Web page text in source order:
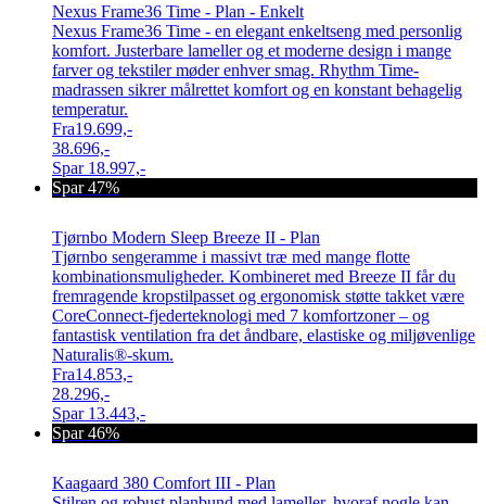
Nexus Frame36 Time - Plan - Enkelt
Nexus Frame36 Time - en elegant enkeltseng med personlig
komfort. Justerbare lameller og et moderne design i mange
farver og tekstiler møder enhver smag. Rhythm Time-
madrassen sikrer målrettet komfort og en konstant behagelig
temperatur.
Fra19.699,-
38.696,-
Spar 18.997,-
Spar 47%
Tjørnbo Modern Sleep Breeze II - Plan
Tjørnbo sengeramme i massivt træ med mange flotte
kombinationsmuligheder. Kombineret med Breeze II får du
fremragende kropstilpasset og ergonomisk støtte takket være
CoreConnect-fjederteknologi med 7 komfortzoner – og
fantastisk ventilation fra det åndbare, elastiske og miljøvenlige
Naturalis®-skum.
Fra14.853,-
28.296,-
Spar 13.443,-
Spar 46%
Kaagaard 380 Comfort III - Plan